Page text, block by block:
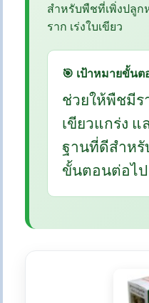
สำหรับพืชที่เพิ่งปลูก
ราก เร่งใบเขียว
🎯 เป้าหมายขั้น
ช่วยให้พืชมีร
เขียวแกร่ง แ
ฐานที่ดีสำห
ขั้นตอนต่อไป